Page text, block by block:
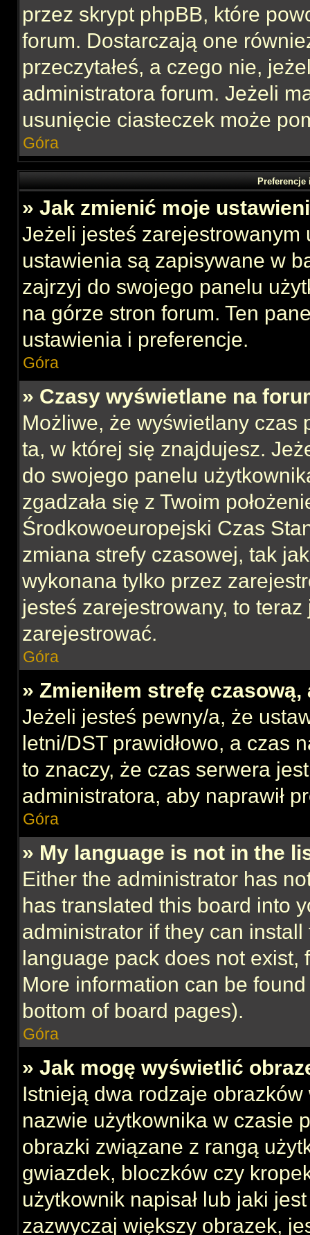
przez skrypt phpBB, które
forum. Dostarczają one
przeczytałeś, a czego nie,
administratora forum. Jeżeli
usunięcie ciasteczek może
Góra
» Jak zmienić moje
Jeżeli jesteś zarejestrowanym
ustawienia są zapisywane w
zajrzyj do swojego panelu
na górze stron forum. Ten
ustawienia i preferencje.
Góra
» Czasy wyświetlane na
Możliwe, że wyświetlany czas
ta, w której się znajdujesz.
do swojego panelu
zgadzała się z Twoim
Środkowoeuropejski Czas
zmiana strefy czasowej, tak
wykonana tylko przez
jesteś zarejestrowany, to
zarejestrować.
Góra
» Zmieniłem strefę
Jeżeli jesteś pewny/a, że
letni/DST prawidłowo, a czas
to znaczy, że czas serwera
administratora, aby naprawił
Góra
» My language is not in the
Either the administrator has
has translated this board into
administrator if they can
language pack does not exist,
More information can be
bottom of board pages).
Góra
» Jak mogę wyświetlić
Istnieją dwa rodzaje
nazwie użytkownika w czasie
obrazki związane z rangą
gwiazdek, bloczków czy
użytkownik napisał lub jaki
zazwyczaj większy obrazek,